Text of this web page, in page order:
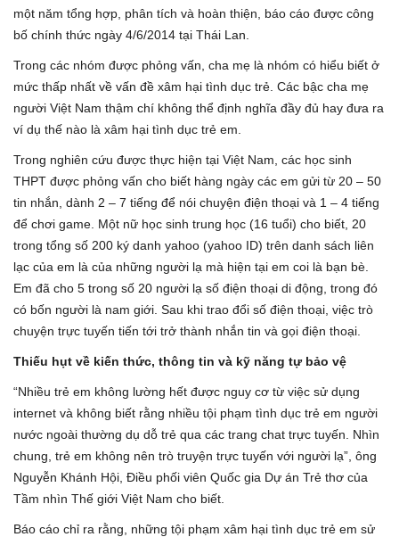
một năm tổng hợp, phân tích và hoàn thiện, báo cáo được công
bố chính thức ngày 4/6/2014 tại Thái Lan.
Trong các nhóm được phỏng vấn, cha mẹ là nhóm có hiểu biết ở
mức thấp nhất về vấn đề xâm hại tình dục trẻ. Các bậc cha mẹ
người Việt Nam thậm chí không thể định nghĩa đầy đủ hay đưa ra
ví dụ thế nào là xâm hại tình dục trẻ em.
Trong nghiên cứu được thực hiện tại Việt Nam, các học sinh
THPT được phỏng vấn cho biết hàng ngày các em gửi từ 20 – 50
tin nhắn, dành 2 – 7 tiếng để nói chuyện điện thoại và 1 – 4 tiếng
để chơi game. Một nữ học sinh trung học (16 tuổi) cho biết, 20
trong tổng số 200 ký danh yahoo (yahoo ID) trên danh sách liên
lạc của em là của những người lạ mà hiện tại em coi là bạn bè.
Em đã cho 5 trong số 20 người lạ số điện thoại di động, trong đó
có bốn người là nam giới. Sau khi trao đổi số điện thoại, việc trò
chuyện trực tuyến tiến tới trở thành nhắn tin và gọi điện thoại.
Thiếu hụt về kiến thức, thông tin và kỹ năng tự bảo vệ
“Nhiều trẻ em không lường hết được nguy cơ từ việc sử dụng
internet và không biết rằng nhiều tội phạm tình dục trẻ em người
nước ngoài thường dụ dỗ trẻ qua các trang chat trực tuyến. Nhìn
chung, trẻ em không nên trò truyện trực tuyến với người lạ”, ông
Nguyễn Khánh Hội, Điều phối viên Quốc gia Dự án Trẻ thơ của
Tầm nhìn Thế giới Việt Nam cho biết.
Báo cáo chỉ ra rằng, những tội phạm xâm hại tình dục trẻ em sử